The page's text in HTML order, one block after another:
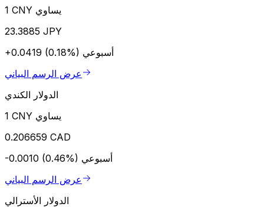
1 CNY يساوي
23.3885 JPY
+0.0419 (0.18%) أسبوعي
عرض الرسم البياني
الدولار الكندي
1 CNY يساوي
0.206659 CAD
-0.0010 (0.46%) أسبوعي
عرض الرسم البياني
الدولار الأسترالي